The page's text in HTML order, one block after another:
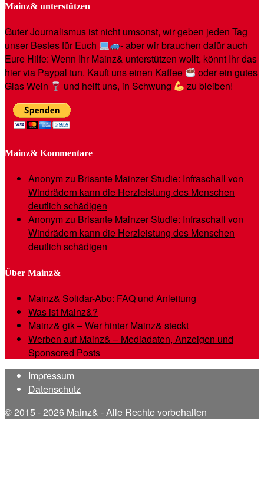
Mainz& unterstützen
Guter Journalismus ist nicht umsonst, wir geben jeden Tag
unser Bestes für Euch
- aber wir brauchen dafür auch
Eure Hilfe: Wenn Ihr Mainz& unterstützen wollt, könnt Ihr das
hier via Paypal tun. Kauft uns einen Kaffee
oder ein gutes
Glas Wein
und helft uns, in Schwung zu bleiben!
Mainz& Kommentare
Anonymzu Brisante Mainzer Studie: Infraschall von
Windrädern kann die Herzleistung des Menschen
deutlich schädigen
Anonymzu Brisante Mainzer Studie: Infraschall von
Windrädern kann die Herzleistung des Menschen
deutlich schädigen
Über Mainz&
Mainz& Solidar-Abo: FAQ und Anleitung
Was ist Mainz&?
Mainz& gik – Wer hinter Mainz& steckt
Werben auf Mainz& – Mediadaten, Anzeigen und
Sponsored Posts
Impressum
Datenschutz
© 2015 - 2026 Mainz& - Alle Rechte vorbehalten